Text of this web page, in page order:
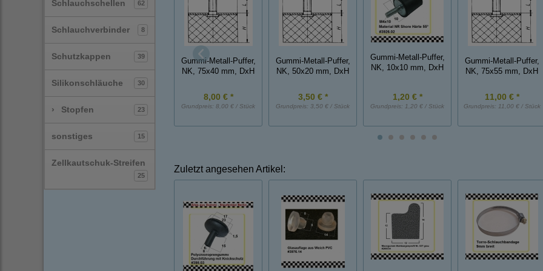
Schlauchschellen 62
Schlauchverbinder 8
Schutzkappen 39
Silikonschläuche 30
› Stopfen 23
sonstiges 15
Zellkautschuk-Streifen
25
Gummi-Metall-Puffer,
NK, 75x40 mm, DxH
8,00 € *
Grundpreis: 8,00 € / Stück
Gummi-Metall-Puffer,
NK, 50x20 mm, DxH
3,50 € *
Grundpreis: 3,50 € / Stück
Gummi-Metall-Puffer,
NK, 10x10 mm, DxH
1,20 € *
Grundpreis: 1,20 € / Stück
Gummi-Metall-Puffer,
NK, 75x55 mm, DxH
11,00 € *
Grundpreis: 11,00 € / Stück
Zuletzt angesehen Artikel: